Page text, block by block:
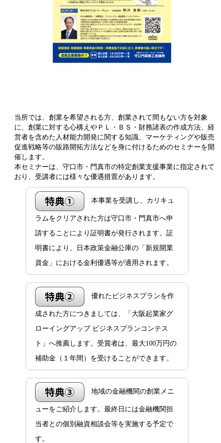
当所では、創業を希望される方、創業されて間もない方を対象
に、創業に対する心構えやＰＬ・ＢＳ・財務諸表の作成方法、経
営者を含めた人材能力開発に関する知識、マーケティングや販売
促進戦略等の販路開拓方法などを身に付けるためのセミナーを開
催します。
本セミナーは、守口市・門真市の特定創業支援事業に指定されて
おり、受講者には様々な優遇措置があります。
本事業を受講し、カリキュ
ラムをクリアされた方は守口市・門真市へ申
請することにより証明書が発行されます。証
明書により、日本政策金融公庫の「新規開業
資金」における金利優遇等が適用されます。
優れたビジネスプランを作
成された方につきましては、「大阪起業家グ
ローイングアップ ビジネスプランコンテス
ト」へ推薦します。受賞者は、最大100万円の
補助金（１年間）を受けることができます。
地域の金融機関の創業メニ
ューをご紹介します。最終日には金融機関担
当者との個別融資相談会等を実施する予定で
す。